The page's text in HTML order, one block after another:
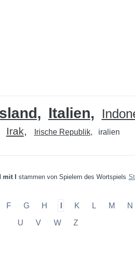
Italien
Irak Irische Republik iralien
mit I stammen von Spielern des Wortspiels
F G H K L M N
U V W Z